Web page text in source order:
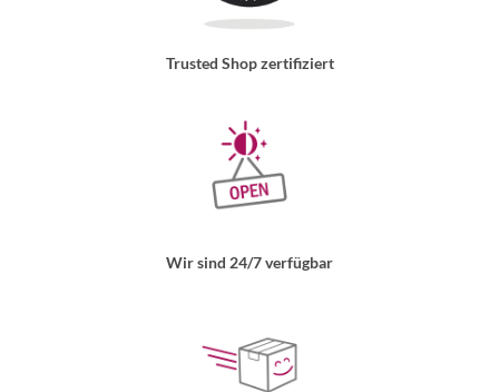
Trusted Shop zertifiziert
Wir sind 24/7 verfügbar